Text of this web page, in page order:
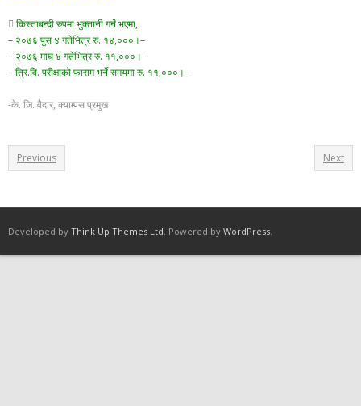
 किस्ताबन्दी रुपमा भुक्तानी गर्ने भएमा,
– २०७६ पुस ४ गतेभित्र रु. १४,०००।–
– २०७६ माघ ४ गतेभित्र रु. ११,०००।–
– त्रि.वि. परीक्षाको फाराम भर्ने समयमा रु. ११,०००।–
-के. जि. वैदार, क्याम्पस प्रमुख
Previous Next
Developed by Think Up Themes Ltd. Powered by WordPress.